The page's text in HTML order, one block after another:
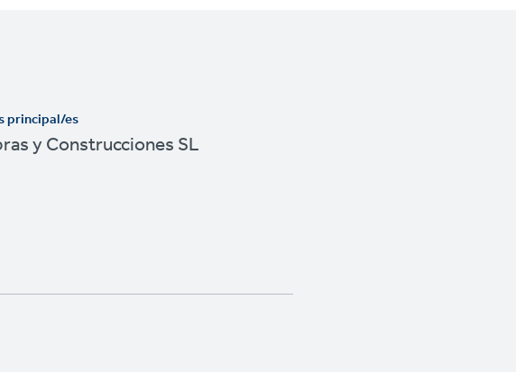
principal/es
y Construcciones SL